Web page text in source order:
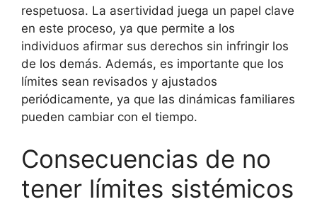
respetuosa. La asertividad juega un papel clave
en este proceso, ya que permite a los
individuos afirmar sus derechos sin infringir los
de los demás. Además, es importante que los
límites sean revisados y ajustados
periódicamente, ya que las dinámicas familiares
pueden cambiar con el tiempo.
Consecuencias de no
tener límites sistémicos